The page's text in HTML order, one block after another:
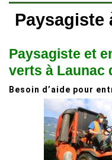
Paysagiste
Paysagiste et
verts à Launac
Besoin d’aide pour